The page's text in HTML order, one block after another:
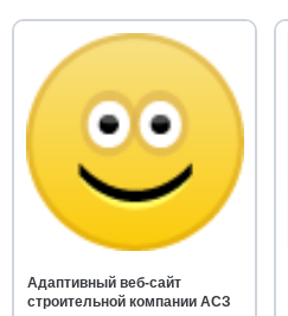
Адаптивный веб-сайт
строительной компании АСЗ